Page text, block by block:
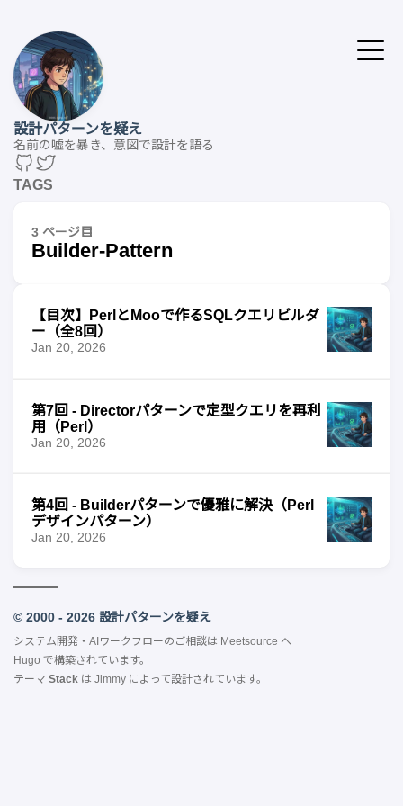
設計パターンを疑え
名前の嘘を暴き、意図で設計を語る
TAGS
3 ページ目
Builder-Pattern
【目次】PerlとMooで作るSQLクエリビルダ
ー（全8回）
Jan 20, 2026
第7回 - Directorパターンで定型クエリを再利
用（Perl）
Jan 20, 2026
第4回 - Builderパターンで優雅に解決（Perl
デザインパターン）
Jan 20, 2026
© 2000 - 2026 設計パターンを疑え
システム開発・AIワークフローのご相談は Meetsource へ
Hugo で構築されています。
テーマ Stack は Jimmy によって設計されています。